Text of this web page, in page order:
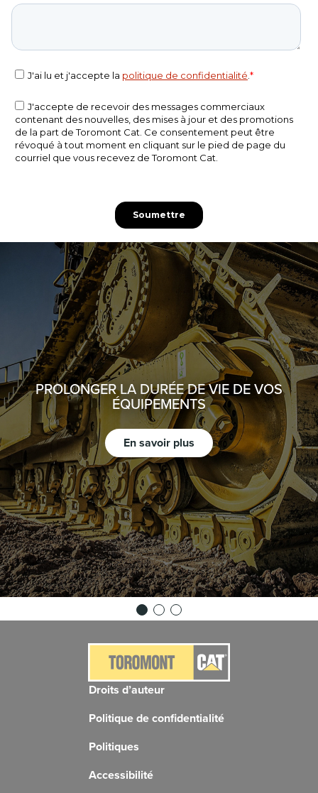
PROLONGER LA DURÉE DE VIE DE VOS
ÉQUIPEMENTS
En savoir plus
Droits d’auteur
Politique de confidentialité
Politiques
Accessibilité